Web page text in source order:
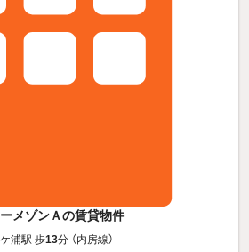
メゾンＡの賃貸物件
浦駅 歩13分 （内房線）